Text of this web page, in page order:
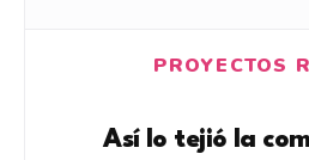
PROYECTOS
Así lo tejió la